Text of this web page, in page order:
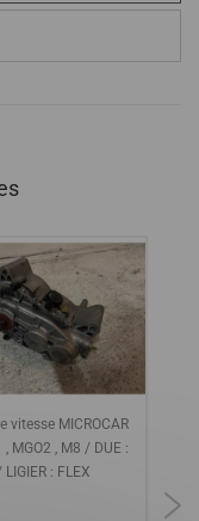
vitesse MICROCAR
, MGO2 , M8 / DUE :
LIGIER : FLEX